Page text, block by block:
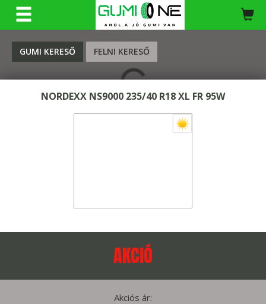
GUMI KERESŐ FELNI KERESŐ
KERESÉS
NORDEXX NS9000 235/40 R18 XL FR 95W
AKCIÓ
Akciós ár: